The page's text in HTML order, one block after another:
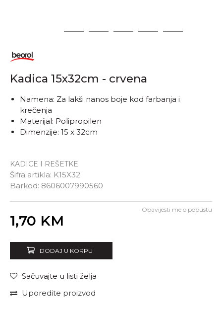
2 3 4 5 6
Kadica 15x32cm - crvena
KADICE I REŠETKE
Šifra artikla: K15X32
Barkod: 8606007990560
Namena: Za lakši nanos boje kod farbanja i
krečenja
Materijal: Polipropilen
Dimenzije: 15 x 32cm
1,70 KM
Obavijesti me o popustu
DODAJ U KORPU
Sačuvajte u listi želja
Uporedite proizvod